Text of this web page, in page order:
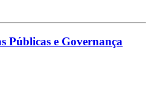
Públicas e Governança